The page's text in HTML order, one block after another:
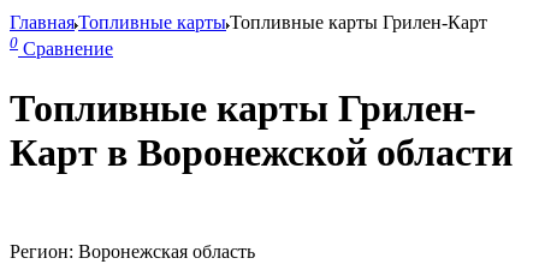
ГлавнаяТопливные картыТопливные карты Грилен-Карт
0 Сравнение
Топливные карты Грилен-
Карт в Воронежской области
Регион: Воронежская область